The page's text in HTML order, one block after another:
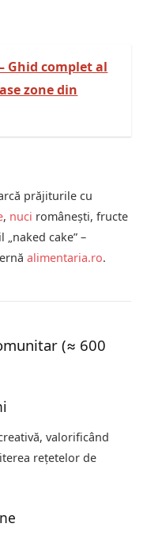
Ghid complet al
zone din
prăjiturile cu
, nuci românești, fructe
„naked cake” –
alimentaria.ro.
(≈ 600
valorificând
rețetelor de